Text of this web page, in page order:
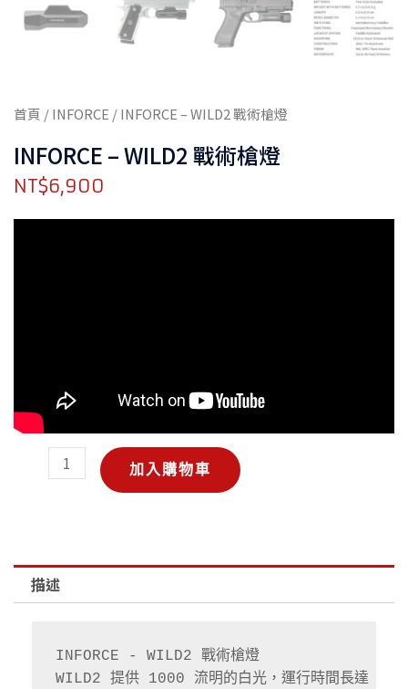
首頁 /INFORCE / INFORCE – WILD2 戰術槍燈
INFORCE – WILD2 戰術槍燈
NT$6,900
INFORCE
槍
加入購物車
描述
INFORCE - WILD2 戰術槍燈
WILD2 提供 1000 流明的白光，運行時間長達